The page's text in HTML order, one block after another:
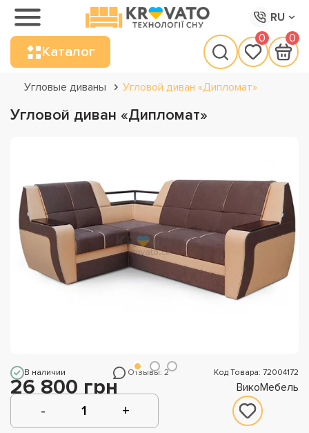
RU
Каталог
0 0
Угловые диваны Угловой диван «Дипломат»
Угловой диван «Дипломат»
В наличии Отзывы: 2 Код Товара: 72004172
26 800 грн ВикоМебель